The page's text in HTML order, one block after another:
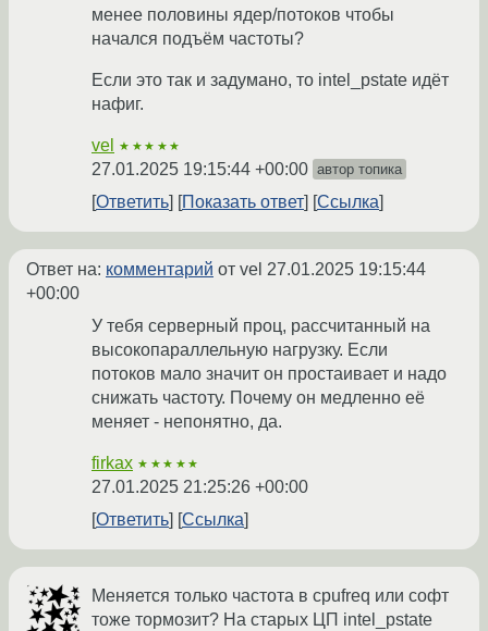
менее половины ядер/потоков чтобы
начался подъём частоты?
Если это так и задумано, то intel_pstate идёт
нафиг.
vel ★★★★★
27.01.2025 19:15:44 +00:00 автор топика
Ответить Показать ответ Ссылка
Ответ на: комментарий от vel 27.01.2025 19:15:44
+00:00
У тебя серверный проц, рассчитанный на
высокопараллельную нагрузку. Если
потоков мало значит он простаивает и надо
снижать частоту. Почему он медленно её
меняет - непонятно, да.
firkax ★★★★★
27.01.2025 21:25:26 +00:00
Ответить
Ссылка
Меняется только частота в cpufreq или софт
тоже тормозит? На старых ЦП intel_pstate